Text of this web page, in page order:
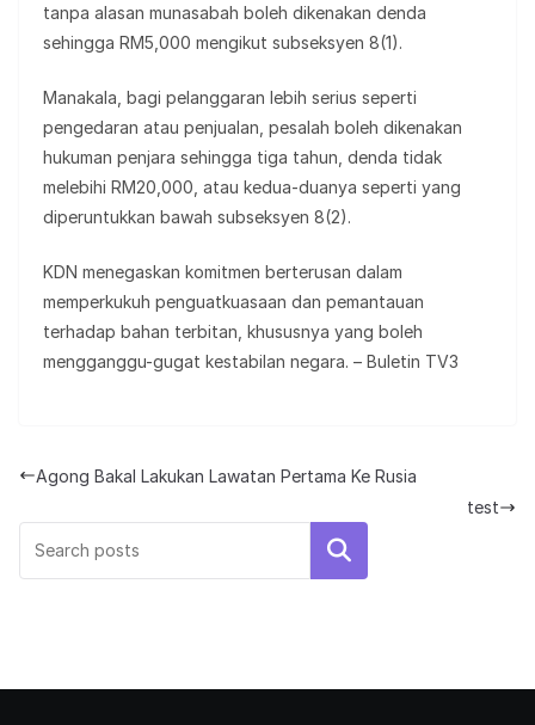
tanpa alasan munasabah boleh dikenakan denda
sehingga RM5,000 mengikut subseksyen 8(1).
Manakala, bagi pelanggaran lebih serius seperti
pengedaran atau penjualan, pesalah boleh dikenakan
hukuman penjara sehingga tiga tahun, denda tidak
melebihi RM20,000, atau kedua-duanya seperti yang
diperuntukkan bawah subseksyen 8(2).
KDN menegaskan komitmen berterusan dalam
memperkukuh penguatkuasaan dan pemantauan
terhadap bahan terbitan, khususnya yang boleh
mengganggu-gugat kestabilan negara. – Buletin TV3
Agong Bakal Lakukan Lawatan Pertama Ke Rusia
test
Search